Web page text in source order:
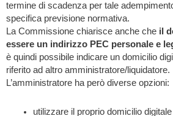
termine di scadenza per tale
specifica previsione normativa.
La Commissione chiarisce anche che il
essere un indirizzo PEC personale e
è quindi possibile indicare un domicilio
riferito ad altro amministratore/liquidatore.
L’amministratore ha però diverse opzioni:
utilizzare il proprio domicilio